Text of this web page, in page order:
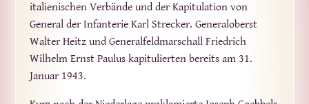
italienischen Verbände und der Kapitulation von
General der Infanterie Karl Strecker. Generaloberst
Walter Heitz und Generalfeldmarschall Friedrich
Wilhelm Ernst Paulus kapitulierten bereits am 31.
Januar 1943.